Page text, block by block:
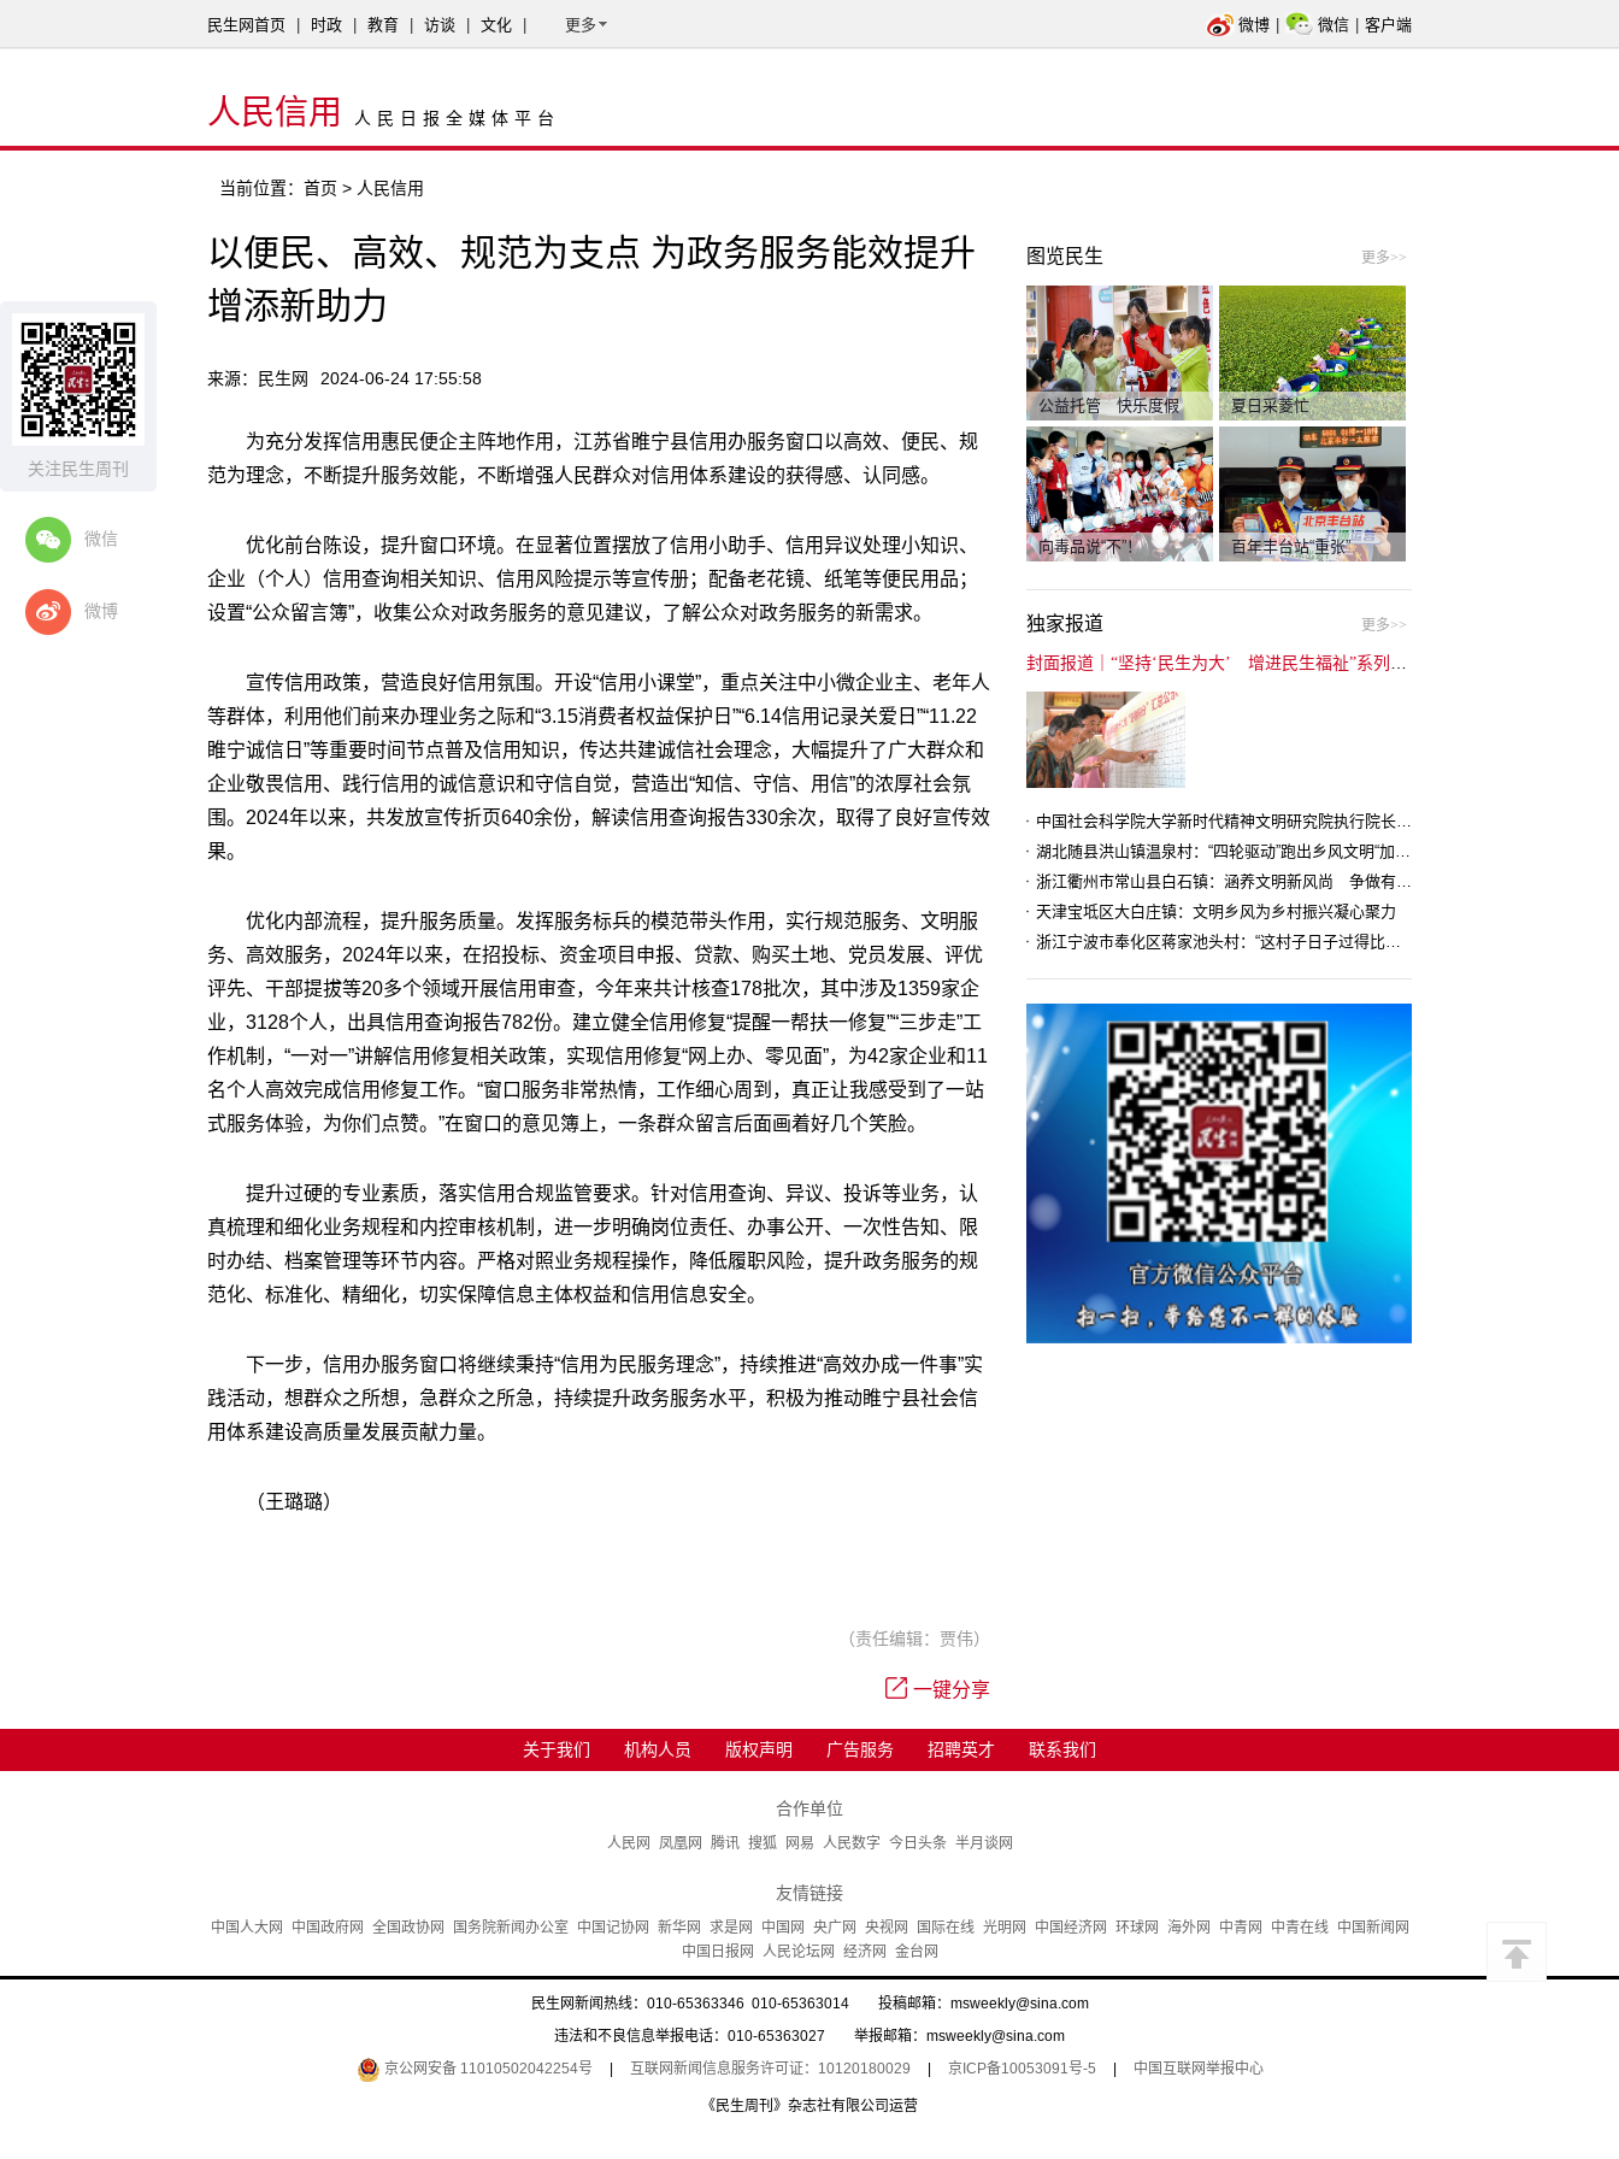
关注民生周刊
微信
微博
民生网首页 时政 教育 访谈 文化 更多 微博 微信 客户端
人民信用 人民日报全媒体平台
当前位置： 首页 > 人民信用
以便民、高效、规范为支点 为政务服务能效提升
增添新助力
来源：民生网 2024-06-24 17:55:58
为充分发挥信用惠民便企主阵地作用，江苏省睢宁县信用办服务窗口以高效、便民、规
范为理念，不断提升服务效能，不断增强人民群众对信用体系建设的获得感、认同感。
优化前台陈设，提升窗口环境。在显著位置摆放了信用小助手、信用异议处理小知识、
企业（个人）信用查询相关知识、信用风险提示等宣传册；配备老花镜、纸笔等便民用品；
设置“公众留言簿”，收集公众对政务服务的意见建议，了解公众对政务服务的新需求。
宣传信用政策，营造良好信用氛围。开设“信用小课堂”，重点关注中小微企业主、老年人
等群体，利用他们前来办理业务之际和“3.15消费者权益保护日”“6.14信用记录关爱日”“11.22
睢宁诚信日”等重要时间节点普及信用知识，传达共建诚信社会理念，大幅提升了广大群众和
企业敬畏信用、践行信用的诚信意识和守信自觉，营造出“知信、守信、用信”的浓厚社会氛
围。2024年以来，共发放宣传折页640余份，解读信用查询报告330余次，取得了良好宣传效
果。
优化内部流程，提升服务质量。发挥服务标兵的模范带头作用，实行规范服务、文明服
务、高效服务，2024年以来，在招投标、资金项目申报、贷款、购买土地、党员发展、评优
评先、干部提拔等20多个领域开展信用审查，今年来共计核查178批次，其中涉及1359家企
业，3128个人，出具信用查询报告782份。建立健全信用修复“提醒一帮扶一修复”“三步走”工
作机制，“一对一”讲解信用修复相关政策，实现信用修复“网上办、零见面”，为42家企业和11
名个人高效完成信用修复工作。“窗口服务非常热情，工作细心周到，真正让我感受到了一站
式服务体验，为你们点赞。”在窗口的意见簿上，一条群众留言后面画着好几个笑脸。
提升过硬的专业素质，落实信用合规监管要求。针对信用查询、异议、投诉等业务，认
真梳理和细化业务规程和内控审核机制，进一步明确岗位责任、办事公开、一次性告知、限
时办结、档案管理等环节内容。严格对照业务规程操作，降低履职风险，提升政务服务的规
范化、标准化、精细化，切实保障信息主体权益和信用信息安全。
下一步，信用办服务窗口将继续秉持“信用为民服务理念”，持续推进“高效办成一件事”实
践活动，想群众之所想，急群众之所急，持续提升政务服务水平，积极为推动睢宁县社会信
用体系建设高质量发展贡献力量。
（王璐璐）
（责任编辑：贾伟）
一键分享
图览民生 更多>>
公益托管 快乐度假 夏日采菱忙
向毒品说“不”！ 百年丰台站“重张”
独家报道 更多>>
中国社会科学院大学新时代精神文明研究院执行院长王维国：文明村镇创建为乡村注入持久发展动力
湖北随县洪山镇温泉村：“四轮驱动”跑出乡风文明“加速度”
浙江衢州市常山县白石镇：涵养文明新风尚 争做有礼白石人
天津宝坻区大白庄镇：文明乡风为乡村振兴凝心聚力
浙江宁波市奉化区蒋家池头村：“这村子日子过得比城里还舒心”
关于我们 机构人员 版权声明 广告服务 招聘英才 联系我们
合作单位
人民网 凤凰网 腾讯 搜狐 网易 人民数字 今日头条 半月谈网
友情链接
中国人大网 中国政府网 全国政协网 国务院新闻办公室 中国记协网 新华网 求是网 中国网 央广网 央视网 国际在线 光明网 中国经济网 环球网 海外网 中青网 中青在线
中国新闻网
中国日报网
人民论坛网 经济网 金台网
民生网新闻热线：010-65363346 010-65363014 投稿邮箱：msweekly@sina.com
违法和不良信息举报电话：010-65363027 举报邮箱：msweekly@sina.com
京公网安备 11010502042254号
互联网新闻信息服务许可证：10120180029 京ICP备10053091号-5 中国互联网举报中心
《民生周刊》杂志社有限公司运营